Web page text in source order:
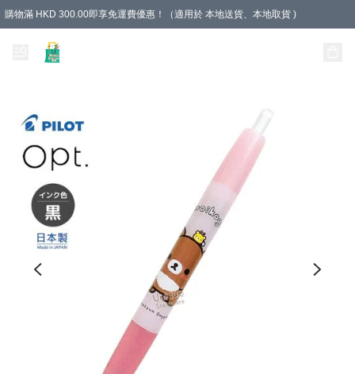
購物滿 HKD 300.00即享免運費優惠！（適用於 本地送貨、本地取貨 )